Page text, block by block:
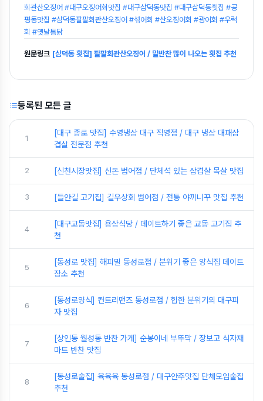
회관산오징어 #대구오징어회맛집 #대구삼덕동맛집 #대구삼덕동횟집 #공
평동맛집 #삼덕동팔팔회관산오징어 #섞어회 #산오징어회 #광어회 #우럭
회 #옛날통닭
원문링크 [삼덕동 횟집] 팔팔회관산오징어 / 밑반찬 많이 나오는 횟집 추천
등록된 모든 글
1
[대구 종로 맛집] 수영냉삼 대구 직영점 / 대구 냉삼 대패삼
겹살 전문점 추천
2 [신천시장맛집] 신돈 범어점 / 단체석 있는 삼겹살 목살 맛집
3 [들안길 고기집] 길우상회 범어점 / 전통 야끼니꾸 맛집 추천
4
[대구교동맛집] 용삼식당 / 데이트하기 좋은 교동 고기집 추
천
5
[동성로 맛집] 해피밀 동성로점 / 분위기 좋은 양식집 데이트
장소 추천
6
[동성로양식] 컨트리맨즈 동성로점 / 힙한 분위기의 대구피
자 맛집
7
[상인동 월성동 반찬 가게] 순봉이네 부뚜막 / 장보고 식자재
마트 반찬 맛집
8
[동성로술집] 육육육 동성로점 / 대구안주맛집 단체모임술집
추천